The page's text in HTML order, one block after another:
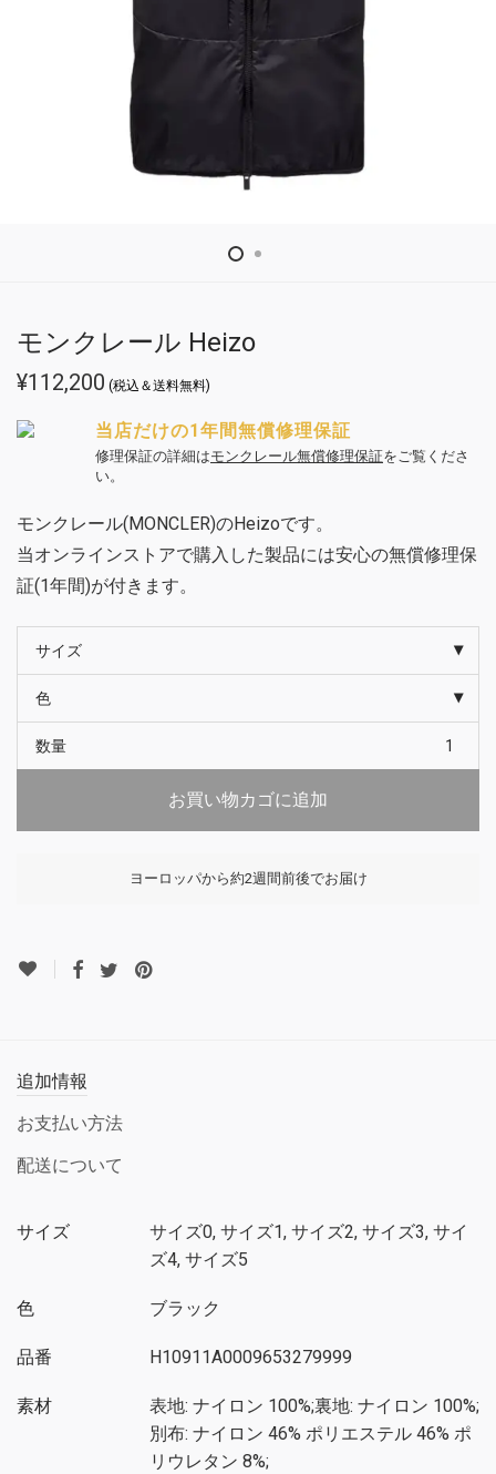
モンクレール Heizo
¥112,200 (税込＆送料無料)
当店だけの1年間無償修理保証
修理保証の詳細はモンクレール無償修理保証をご覧くださ
い。
モンクレール(MONCLER)のHeizoです。
当オンラインストアで購入した製品には安心の無償修理保
証(1年間)が付きます。
サイズ
色
数量
お買い物カゴに追加
ヨーロッパから約2週間前後でお届け
追加情報
お支払い方法
配送について
サイズ
サイズ0, サイズ1, サイズ2, サイズ3, サイ
ズ4, サイズ5
色 ブラック
品番 H10911A0009653279999
素材
表地: ナイロン 100%;裏地: ナイロン 100%;
別布: ナイロン 46% ポリエステル 46% ポ
リウレタン 8%;